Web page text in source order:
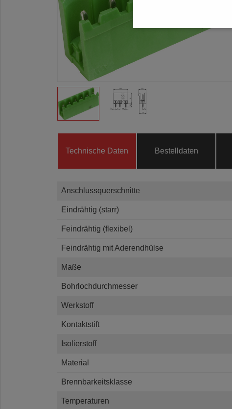
Technische Daten Bestelldaten
Anschlussquerschnitte
Eindrähtig (starr)
Feindrähtig (flexibel)
Feindrähtig mit Aderendhülse
Maße
Bohrlochdurchmesser
Werkstoff
Kontaktstift
Isolierstoff
Material
Brennbarkeitsklasse
Temperaturen